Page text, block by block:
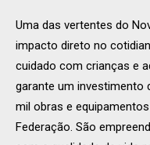
Uma das vertentes do
impacto direto no
cuidado com crianças e
garante um investimento
mil obras e
Federação. São